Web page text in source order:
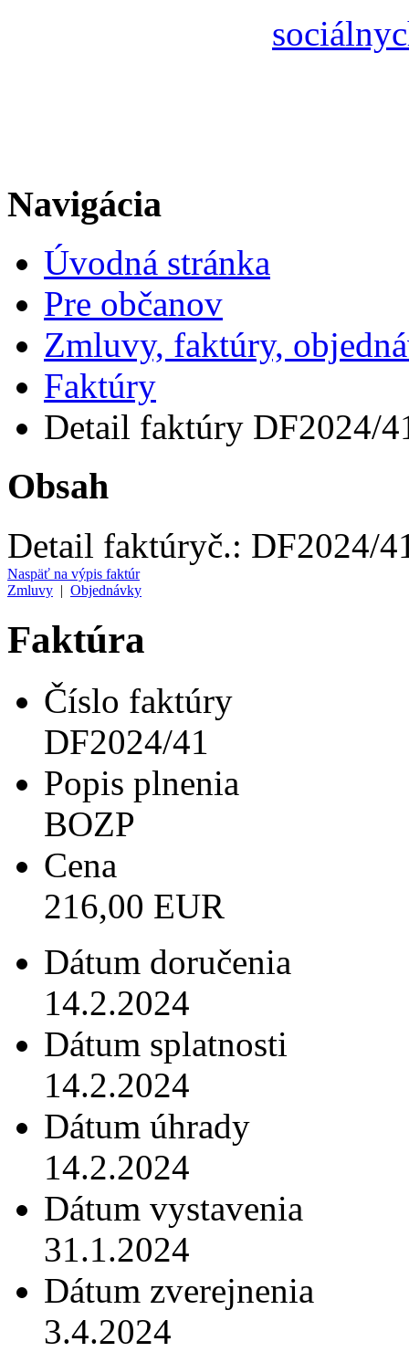
Navigácia
Úvodná stránka
Pre občanov
Zmluvy, faktúry,
Faktúry
Detail faktúry DF2024/
Obsah
Detail faktúryč.: DF2024/
Naspäť na výpis faktúr
Zmluvy | Objednávky
Faktúra
Číslo faktúry
DF2024/41
Popis plnenia
BOZP
Cena
216,00 EUR
Dátum doručenia
14.2.2024
Dátum splatnosti
14.2.2024
Dátum úhrady
14.2.2024
Dátum vystavenia
31.1.2024
Dátum zverejnenia
3.4.2024